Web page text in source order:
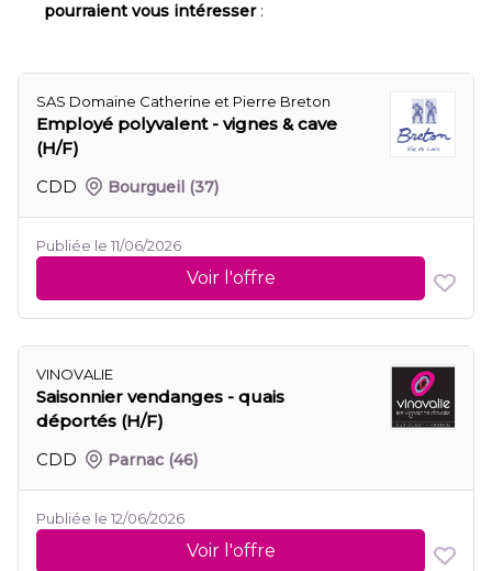
pourraient vous intéresser:
SAS Domaine Catherine et Pierre Breton
Employé polyvalent - vignes & cave
(H/F)
CDD
Bourgueil (37)
Publiée le 11/06/2026
Voir l'offre
VINOVALIE
Saisonnier vendanges - quais
déportés (H/F)
CDD
Parnac (46)
Publiée le 12/06/2026
Voir l'offre